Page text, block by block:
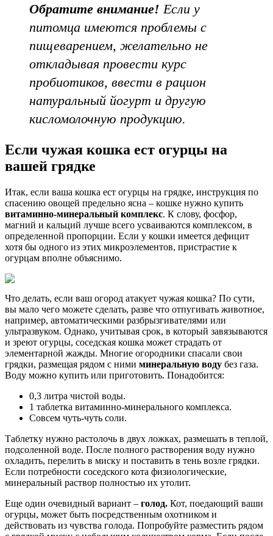
Обратите внимание! Если у
питомца имеются проблемы с
пищеварением, желательно не
откладывая провести курс
пробиотиков, ввести в рацион
натуральный йогурт и другую
кисломолочную продукцию.
Если чужая кошка ест огурцы на
вашей грядке
Итак, если ваша кошка ест огурцы на грядке, инструкция по
спасению овощей предельно ясна – кошке нужно купить
витаминно-минеральный комплекс. К слову, фосфор,
магний и кальций лучше всего усваиваются комплексом, в
определенной пропорции. Если у кошки имеется дефицит
хотя бы одного из этих микроэлементов, пристрастие к
огурцам вполне объяснимо.
Что делать, если ваш огород атакует чужая кошка? По сути,
вы мало чего можете сделать, разве что отпугивать животное,
например, автоматическими разбрызгивателями или
ультразвуком. Однако, учитывая срок, в который завязываются
и зреют огурцы, соседская кошка может страдать от
элементарной жажды. Многие огородники спасали свои
грядки, размещая рядом с ними минеральную воду без газа.
Воду можно купить или приготовить. Понадобится:
0,3 литра чистой воды.
1 таблетка витаминно-минерального комплекса.
Совсем чуть-чуть соли.
Таблетку нужно растолочь в двух ложках, размешать в теплой,
подсоленной воде. После полного растворения воду нужно
охладить, перелить в миску и поставить в тень возле грядки.
Если потребности соседского кота физиологические,
минеральный раствор полностью их утолит.
Еще один очевидный вариант – голод. Кот, поедающий ваши
огурцы, может быть посредственным охотником и
действовать из чувства голода. Попробуйте разместить рядом